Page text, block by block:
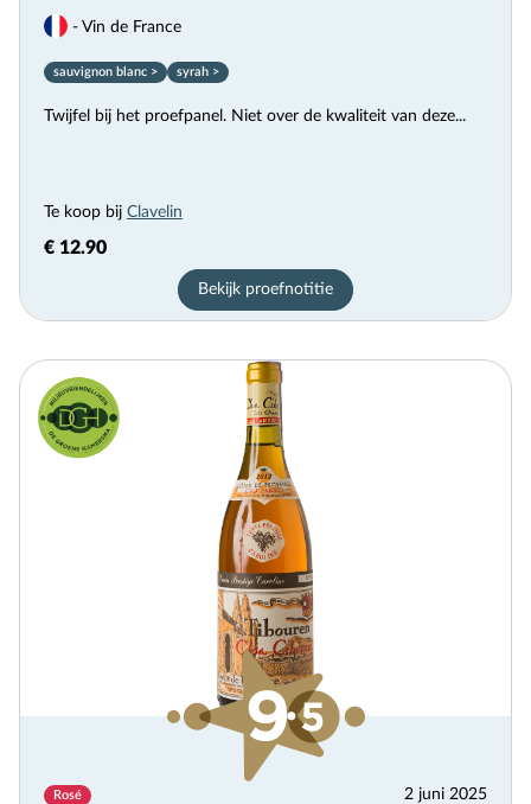
- Vin de France
sauvignon blanc > syrah >
Twijfel bij het proefpanel. Niet over de kwaliteit van deze...
Te koop bij Clavelin
€ 12.90
Bekijk proefnotitie
Rosé 2 juni 2025